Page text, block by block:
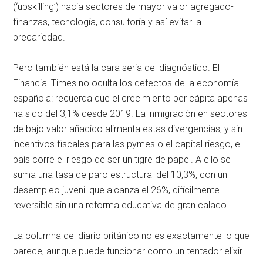
(‘upskilling’) hacia sectores de mayor valor agregado-
finanzas, tecnología, consultoría y así evitar la
precariedad.
Pero también está la cara seria del diagnóstico. El
Financial Times no oculta los defectos de la economía
española: recuerda que el crecimiento per cápita apenas
ha sido del 3,1% desde 2019. La inmigración en sectores
de bajo valor añadido alimenta estas divergencias, y sin
incentivos fiscales para las pymes o el capital riesgo, el
país corre el riesgo de ser un tigre de papel. A ello se
suma una tasa de paro estructural del 10,3%, con un
desempleo juvenil que alcanza el 26%, difícilmente
reversible sin una reforma educativa de gran calado.
La columna del diario británico no es exactamente lo que
parece, aunque puede funcionar como un tentador elixir